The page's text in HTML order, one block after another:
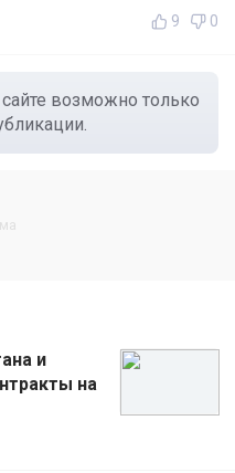
9 0
возможно только
и
на